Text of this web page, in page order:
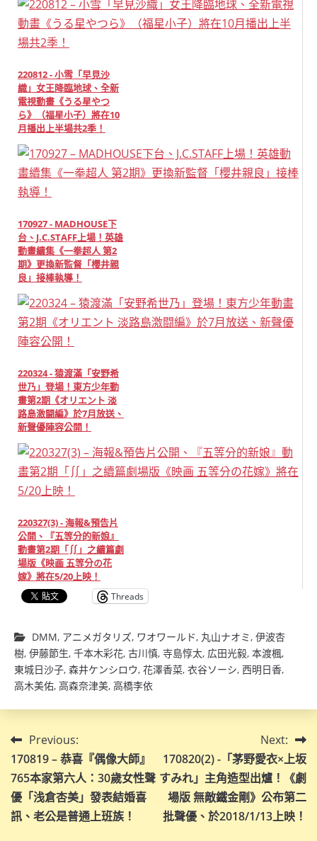
220812 - 小雪「早見沙
織」女王降臨地球、全新
電視動畫《うる星やつ
ら》（福星小子）將在10
月播出上半場共2季！
170927 - MADHOUSE下
台、J.C.STAFF上場！英雄
動畫續集《一拳超人 第2
期》更換新監督「櫻井親
良」接棒執導！
220324 - 猿渡滿「安野希
世乃」登場！東方少年動
畫第2期《オリエント 淡
路島激闘編》於7月放送、
新聲優陣容公開！
220327(3) - 海報&預告片
公開、『五等分的新娘』
動畫第2期「∬」之續篇劇
場版《映画 五等分の花
嫁》將在5/20上映！
Threads
DMM, アニメガタリズ, ワオワールド, 丸山ナオミ, 伊波杏
樹, 伊藤節生, 千本木彩花, 古川慎, 寺島惇太, 広田光毅, 本渡楓,
東城日沙子, 森井ケンシロウ, 花澤香菜, 衣谷ソーシ, 西明日香,
高木美佑, 高森奈津美, 高橋李依
文
章
導
覽
Previous:
170819 – 恭喜『偶像大師』
765本家第六人：30歲女性聲
優「浅倉杏美」發表結婚喜
訊、老公是普通上班族！
Next:
170820(2) -「茅野愛衣×上坂
すみれ」主角造型出爐！《劇
場版 無敵鐵金剛》公布第二
批聲優、於2018/1/13上映！